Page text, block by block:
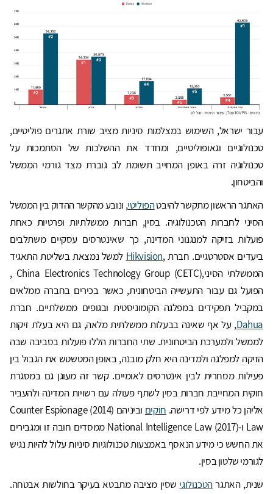
עבור ישראל, השימוש במצלמות סיניות מציב שורת אתגרים פוליטיים,
טכנולוגיים וגאופוליטיים, ומחדד את ההשלכות של הסתמכות על
טכנולוגיה זרה באופן המחייב תשומת לב גוברת מצד גורמי הממשל
והביטחון.
האתגר הראשון מתקשר להיבטהפוליטי, ונובע מהקשר ההדוק בין הממשל
הסיני לחברות הטכנולוגיה. בסין, חברות ממשלתיות ופרטיות כאחת
פועלות בזיקה למנגנוני המדינה, כך שאינטרסים עסקיים משתלבים
ביעדים אסטרטגיים. חברת ,Hikvision למשל נמצאת בשליטת התאגיד
הממשלתי הסיני,China Electronics Technology Group (CETC) ,
הפועל גם עבור התעשייה הביטחונית, כאשר בכירים בחברה ממלאים
במקביל תפקידים במפלגה הקומוניסטית ובגופים ממשלתיים. חברת
Dahua, על אף שאינה בבעלות ממשלתית מלאה, גם היא בעלת זיקות
לממשל ולמערכת הביטחונית. שתי החברות הללו פועלות בסביבה שבה
הזיקה למפלגה ולמדינה היא חלק מובנה, באופן המטשטש את הגבול בין
פעילות מסחרית לבין אינטרסים לאומיים. קשר זה מעוגן גם במסגרת
חוקית המחייבת חברות בסין לשתף פעולה עם רשויות המדינה ולהעביר
אליהן כל מידע לפי דרישה. חוקים
וביניהם (2014) Counter Espionage
Law ו-(2017) National Intelligence Law ממסדים חובה זו ומגבירים
את החשש כי מידע הנאסף באמצעות טכנולוגיות סיניות עלול להיות נגיש
לגורמי שלטון בסין.
שנית, האתגרהטכנולוגי שסין מציבה מתבטא בעיקר בחולשות אבטחה.